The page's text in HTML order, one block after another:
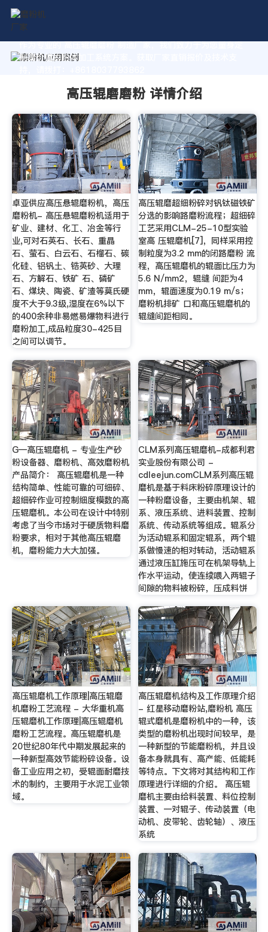
作为专业的 高压辊磨磨粉 制造厂家，我们致力于为您量身定
制高价值的粉体加工系统方案。获取厂家直销报价及技术支
高压辊磨磨粉 详情介绍
卓亚供应高压悬辊磨粉机，高压
磨粉机- 高压悬辊磨粉机适用于
矿业、建材、化工、冶金等行
业,可对石英石、长石、重晶
石、萤石、白云石、石榴石、碳
化硅、铝钒土、锆英砂、大理
石、方解石、铁矿 石、磷矿
石、煤块、陶瓷、矿渣等莫氏硬
度不大于9.3级,湿度在6%以下
的400余种非易燃易爆物料进行
磨粉加工,成品粒度30-425目
之间可以调节。
高压辊磨超细粉碎对钒钛磁铁矿
分选的影响路磨粉流程；超细碎
工艺采用CLM-25-10型实验
室高 压辊磨机[7]，同样采用控
制粒度为3.2 mm的闭路磨粉 流
程，高压辊磨机的辊面比压力为
5.6 N/mm2，辊缝 间距为4
mm，辊面速度为0.19 m/s；
磨粉机排矿 口和高压辊磨机的
辊缝间距相同。
G—高压辊磨机 - 专业生产砂
粉设备器、磨粉机、高效磨粉机
产品简介： 高压辊磨机是一种
结构简单、性能可靠的可细碎、
超细碎作业可控制细度模数的高
压辊磨机。本公司在设计中特别
考虑了当今市场对于硬质物料磨
粉要求，相对于其他高压辊磨
机，磨粉能力大大加强。
CLM系列高压辊磨机-成都利君
实业股份有限公司 -
cdleejun.comCLM系列高压辊
磨机是基于料床粉碎原理设计的
一种粉磨设备，主要由机架、辊
系、液压系统、进料装置、控制
系统、传动系统等组成。辊系分
为活动辊系和固定辊系，两个辊
系做慢速的相对转动，活动辊系
通过液压缸施压可在机架导轨上
作水平运动，使连续喂入两辊子
间隙的物料被粉碎，压成料饼
高压辊磨机工作原理|高压辊磨
机磨粉工艺流程 - 大华重机高
压辊磨机工作原理|高压辊磨机
磨粉工艺流程。高压辊磨机是
20世纪80年代中期发展起来的
一种新型高效节能粉碎设备。设
备工业应用之初，受辊面耐磨技
术的制约，主要用于水泥工业领
域。
高压辊磨机结构及工作原理介绍
- 红星移动磨粉站,磨粉机 高压
辊式磨机是磨粉机中的一种，该
类型的磨粉机出现时间较早，是
一种新型的节能磨粉机，并且设
备本身就具有、高产能、低能耗
等特点。下文将对其结构和工作
原理进行详细的介绍。 高压辊
磨机主要由给料装置、料位控制
装置、一对辊子、传动装置（电
动机、皮带轮、齿轮轴）、液压
系统